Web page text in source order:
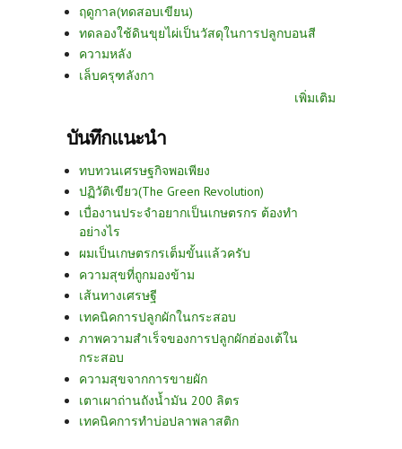
ฤดูกาล(ทดสอบเขียน)
ทดลองใช้ดินขุยไผ่เป็นวัสดุในการปลูกบอนสี
ความหลัง
เล็บครุฑลังกา
เพิ่มเติม
บันทึกแนะนำ
ทบทวนเศรษฐกิจพอเพียง
ปฏิวัติเขียว(The Green Revolution)
เบื่องานประจำอยากเป็นเกษตรกร ต้องทำ
อย่างไร
ผมเป็นเกษตรกรเต็มขั้นแล้วครับ
ความสุขที่ถูกมองข้าม
เส้นทางเศรษฐี
เทคนิคการปลูกผักในกระสอบ
ภาพความสำเร็จของการปลูกผักฮ่องเต้ใน
กระสอบ
ความสุขจากการขายผัก
เตาเผาถ่านถังน้ำมัน 200 ลิตร
เทคนิคการทำบ่อปลาพลาสติก